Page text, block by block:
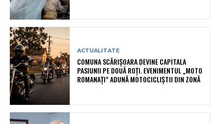
ACTUALITATE
COMUNA SCĂRIȘOARA DEVINE CAPITALA
PASIUNII PE DOUĂ ROȚI. EVENIMENTUL „MOTO
ROMANAȚI” ADUNĂ MOTOCICLIȘTII DIN ZONĂ